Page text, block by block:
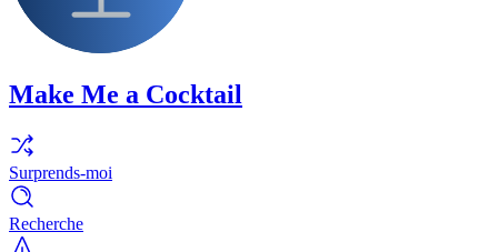
Make Me a Cocktail
Surprends-moi
Recherche